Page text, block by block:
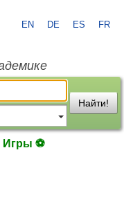
EN DE ES FR
Найти!
Игры ⚽